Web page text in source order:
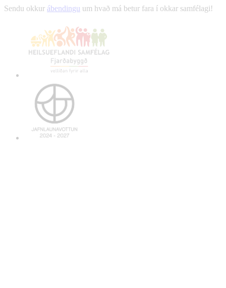
Sendu okkur ábendingu um hvað má betur fara í okkar samfélagi!